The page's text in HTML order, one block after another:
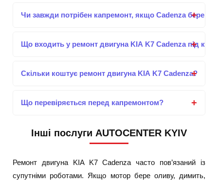
Чи завжди потрібен капремонт, якщо Cadenza бере
Що входить у ремонт двигуна KIA K7 Cadenza під
Скільки коштує ремонт двигуна KIA K7 Cadenza?
Що перевіряється перед капремонтом?
Інші послуги AUTOCENTER KYIV
Ремонт двигуна KIA K7 Cadenza часто пов’язаний із
супутніми роботами. Якщо мотор бере оливу, димить,